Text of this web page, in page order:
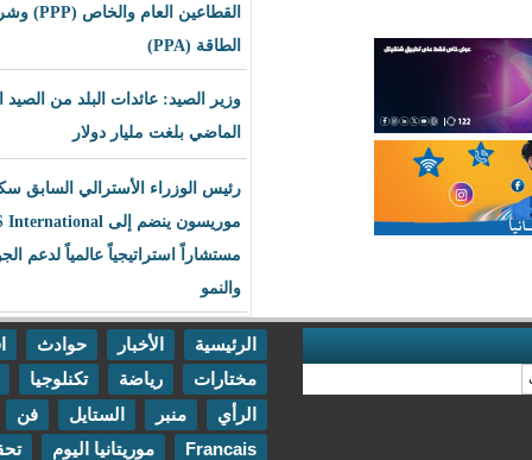
القطاعين العام والخاص (PPP) وشراء
وزير الصيد: عائدات البلد من الصيد العام
الماضي بلغت مليار دولار
رئيس الوزراء الأسترالي السابق سكوت
موريسون ينضم إلى BLS International
مستشاراً استراتيجياً عالمياً لدعم الجودة
حوادث
اقتصاد
تكنلوجيا
مقابلات
الستايل فن
اتصل بنا
موريتانيا اليوم تحقيقات